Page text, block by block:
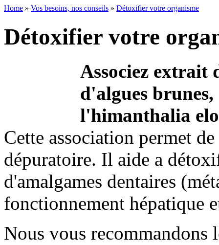
Home » Vos besoins, nos conseils » Détoxifier votre organisme
Détoxifier votre
Associez extrait
d'algues
l'himanthalia
Cette association permet
dépuratoire. Il aide a
d'amalgames dentaires
fonctionnement hépatique
Nous vous